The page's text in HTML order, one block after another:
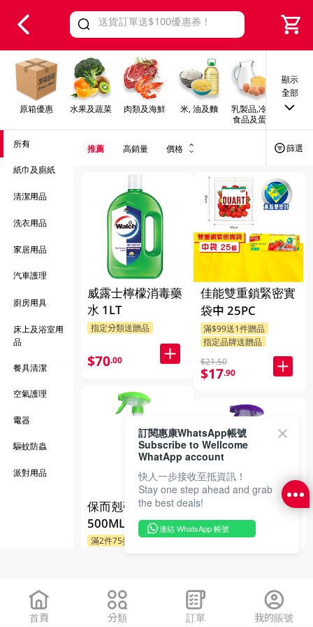
Valid Until 30 June 2026
原箱優惠 水果及蔬菜 肉類及海鮮 米, 油及麵
乳製品,冷凍
食品及蛋類
早餐
顯示
全部
所有
紙巾及廁紙
清潔用品
洗衣用品
家居用品
汽車護理
廚房用具
床上及浴室用
品
餐具清潔
空氣護理
電器
驅蚊防蟲
派對用品
推薦 高銷量 價格 篩選
威露士檸檬消毒藥
水 1LT
指定分類送贈品
$70.00
保而剋強效滅蟲劑
500ML
滿2件75折
佳能雙重鎖緊密實
袋中 25PC
滿$99送1件贈品
指定品牌送贈品
$21.50
$17.90
保而剋滅蟎噴劑
500ML
$78
首頁 分類 訂單 我的賬號
訂閱惠康WhatsApp帳號
Subscribe to Wellcome
WhatApp account
快人一步接收至抵資訊！
Stay one step ahead and grab
the best deals!
連結 WhatsApp 帳號